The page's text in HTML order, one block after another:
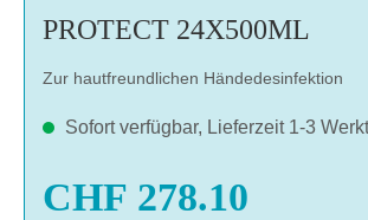
PROTECT 24X500ML
Zur hautfreundlichen Händedesinfektion
Sofort verfügbar, Lieferzeit 1-3
CHF 278.10